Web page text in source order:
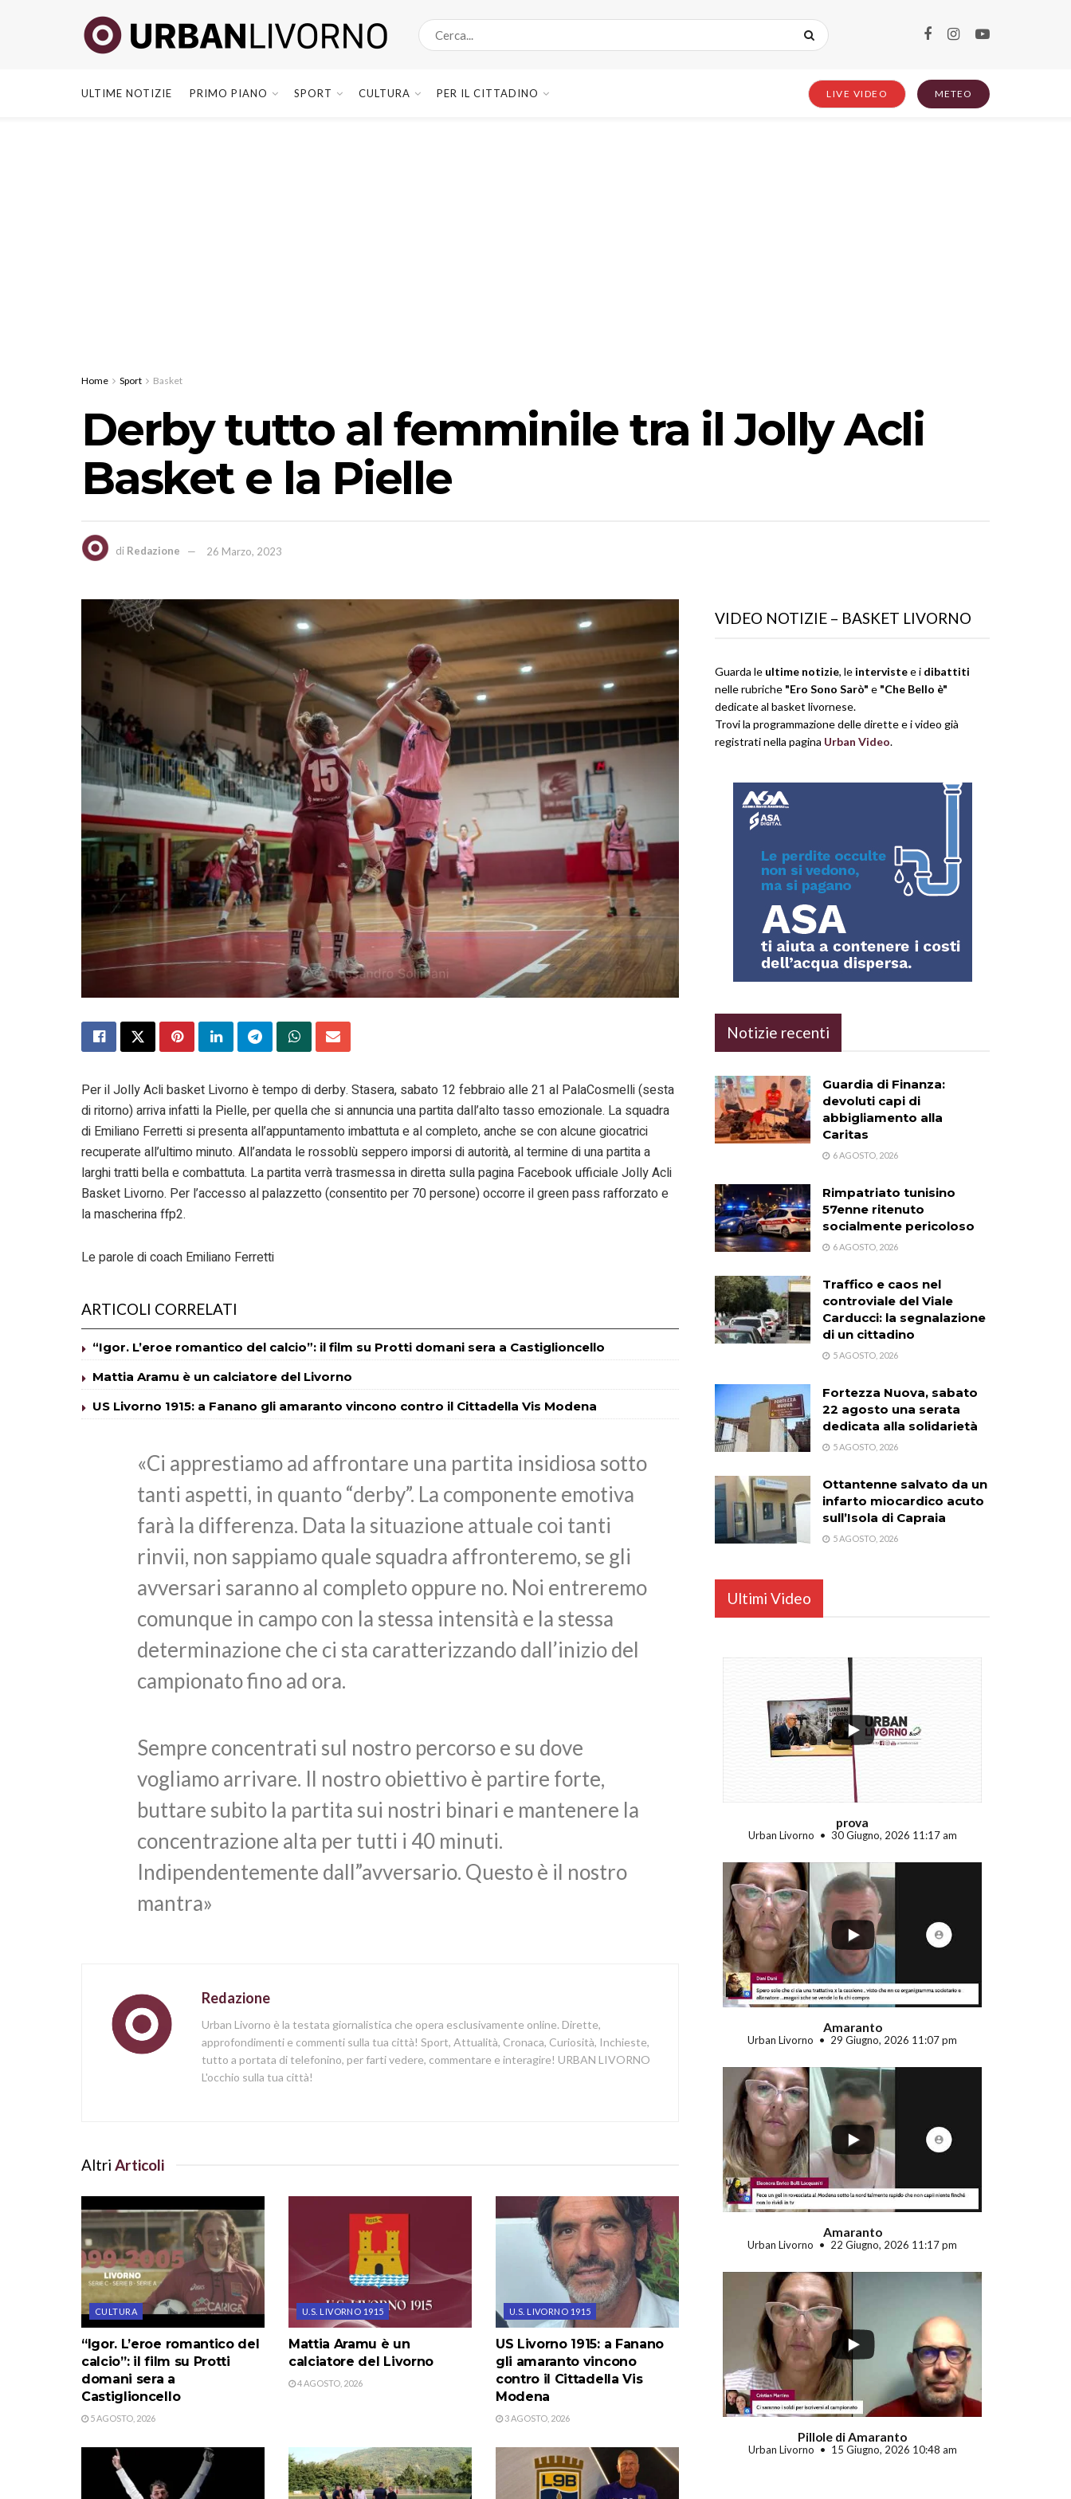
ULTIME NOTIZIE PRIMO PIANO SPORT CULTURA PER IL CITTADINO LIVE VIDEO METEO
Home Sport Basket
Derby tutto al femminile tra il Jolly Acli
Basket e la Pielle
di Redazione 26 Marzo, 2023
Per il Jolly Acli basket Livorno è tempo di derby. Stasera, sabato 12 febbraio alle 21 al PalaCosmelli (sesta
di ritorno) arriva infatti la Pielle, per quella che si annuncia una partita dall’alto tasso emozionale. La squadra
di Emiliano Ferretti si presenta all’appuntamento imbattuta e al completo, anche se con alcune giocatrici
recuperate all’ultimo minuto. All’andata le rossoblù seppero imporsi di autorità, al termine di una partita a
larghi tratti bella e combattuta. La partita verrà trasmessa in diretta sulla pagina Facebook ufficiale Jolly Acli
Basket Livorno. Per l’accesso al palazzetto (consentito per 70 persone) occorre il green pass rafforzato e
la mascherina ffp2.
Le parole di coach Emiliano Ferretti
ARTICOLI CORRELATI
“Igor. L’eroe romantico del calcio”: il film su Protti domani sera a Castiglioncello
Mattia Aramu è un calciatore del Livorno
US Livorno 1915: a Fanano gli amaranto vincono contro il Cittadella Vis Modena
«Ci apprestiamo ad affrontare una partita insidiosa sotto
tanti aspetti, in quanto “derby”. La componente emotiva
farà la differenza. Data la situazione attuale coi tanti
rinvii, non sappiamo quale squadra affronteremo, se gli
avversari saranno al completo oppure no. Noi entreremo
comunque in campo con la stessa intensità e la stessa
determinazione che ci sta caratterizzando dall’inizio del
campionato fino ad ora.
Sempre concentrati sul nostro percorso e su dove
vogliamo arrivare. Il nostro obiettivo è partire forte,
buttare subito la partita sui nostri binari e mantenere la
concentrazione alta per tutti i 40 minuti.
Indipendentemente dall”avversario. Questo è il nostro
mantra»
Redazione
Urban Livorno è la testata giornalistica che opera esclusivamente online. Dirette,
approfondimenti e commenti sulla tua città! Sport, Attualità, Cronaca, Curiosità, Inchieste,
tutto a portata di telefonino, per farti vedere, commentare e interagire! URBAN LIVORNO
L'occhio sulla tua città!
Altri Articoli
CULTURA
“Igor. L’eroe romantico del
calcio”: il film su Protti
domani sera a
Castiglioncello
5 AGOSTO, 2026
U.S. LIVORNO 1915
Mattia Aramu è un
calciatore del Livorno
4 AGOSTO, 2026
U.S. LIVORNO 1915
US Livorno 1915: a Fanano
gli amaranto vincono
contro il Cittadella Vis
Modena
3 AGOSTO, 2026
VIDEO NOTIZIE – BASKET LIVORNO
Guarda le ultime notizie, le intervistee i dibattiti
nelle rubriche "Ero Sono Sarò" e "Che Bello è"
dedicate al basket livornese.
Trovi la programmazione delle dirette e i video già
registrati nella pagina Urban Video.
Notizie recenti
Guardia di Finanza:
devoluti capi di
abbigliamento alla
Caritas
6 AGOSTO, 2026
Rimpatriato tunisino
57enne ritenuto
socialmente pericoloso
6 AGOSTO, 2026
Traffico e caos nel
controviale del Viale
Carducci: la segnalazione
di un cittadino
5 AGOSTO, 2026
Fortezza Nuova, sabato
22 agosto una serata
dedicata alla solidarietà
5 AGOSTO, 2026
Ottantenne salvato da un
infarto miocardico acuto
sull’Isola di Capraia
5 AGOSTO, 2026
Ultimi Video
...
prova
Urban Livorno 30 Giugno, 2026 11:17 am
...
Amaranto
Urban Livorno 29 Giugno, 2026 11:07 pm
...
Amaranto
Urban Livorno 22 Giugno, 2026 11:17 pm
Pillole di Amaranto
Urban Livorno 15 Giugno, 2026 10:48 am